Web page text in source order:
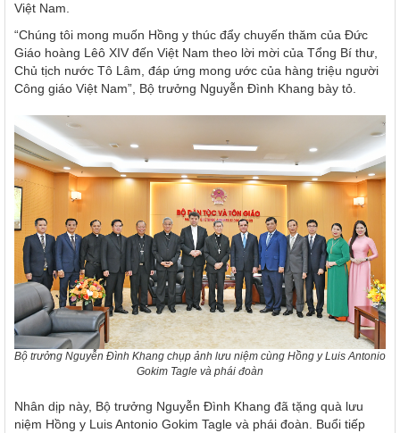
Việt Nam.
“Chúng tôi mong muốn Hồng y thúc đẩy chuyến thăm của Đức
Giáo hoàng Lêô XIV đến Việt Nam theo lời mời của Tổng Bí thư,
Chủ tịch nước Tô Lâm, đáp ứng mong ước của hàng triệu người
Công giáo Việt Nam”, Bộ trưởng Nguyễn Đình Khang bày tỏ.
Bộ trưởng Nguyễn Đình Khang chụp ảnh lưu niệm cùng Hồng y Luis Antonio
Gokim Tagle và phái đoàn
Nhân dịp này, Bộ trưởng Nguyễn Đình Khang đã tặng quà lưu
niệm Hồng y Luis Antonio Gokim Tagle và phái đoàn. Buổi tiếp